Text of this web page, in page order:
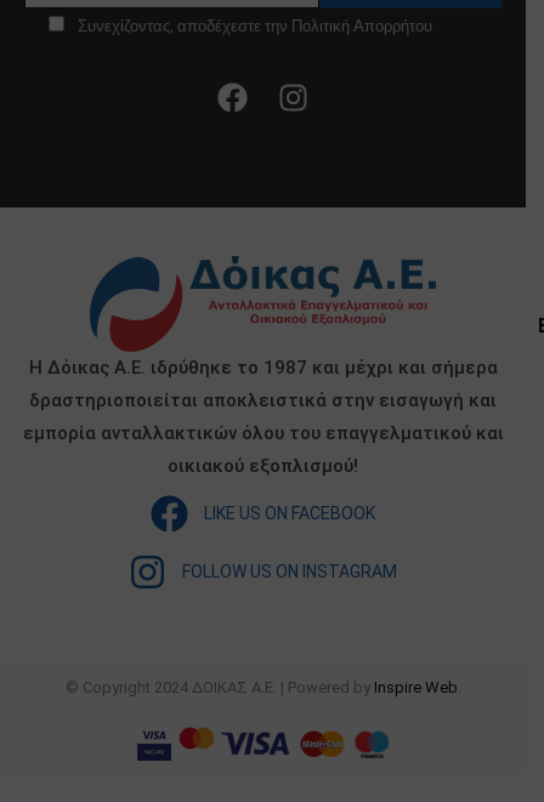
Συνεχίζοντας, αποδέχεστε την Πολιτική Απορρήτου
Η Δόικας Α.Ε. ιδρύθηκε το 1987 και μέχρι και σήμερα
δραστηριοποιείται αποκλειστικά στην εισαγωγή και
εμπορία ανταλλακτικών όλου του επαγγελματικού και
οικιακού εξοπλισμού!
LIKE US ON FACEBOOK
FOLLOW US ON INSTAGRAM
© Copyright 2024 ΔΟΙΚΑΣ Α.Ε. | Powered by Inspire Web.